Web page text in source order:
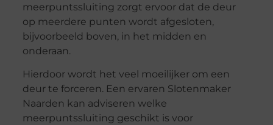
meerpuntssluiting zorgt ervoor dat de deur
op meerdere punten wordt afgesloten,
bijvoorbeeld boven, in het midden en
onderaan.
Hierdoor wordt het veel moeilijker om een
deur te forceren. Een ervaren Slotenmaker
Naarden kan adviseren welke
meerpuntssluiting geschikt is voor